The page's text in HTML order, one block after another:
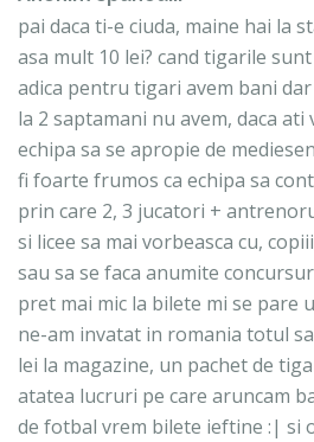
pai daca ti-e ciuda, maine hai la
asa mult 10 lei? cand tigarile
adica pentru tigari avem bani
la 2 saptamani nu avem, daca ati
echipa sa se apropie de
fi foarte frumos ca echipa sa
prin care 2, 3 jucatori +
si licee sa mai vorbeasca cu,
sau sa se faca anumite
pret mai mic la bilete mi se pare
ne-am invatat in romania totul
lei la magazine, un pachet de
atatea lucruri pe care aruncam
de fotbal vrem bilete ieftine :| si